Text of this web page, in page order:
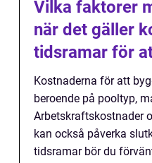
Vilka faktorer
när det gäller
tidsramar för
Kostnaderna för att
beroende på pooltyp,
Arbetskraftskostnader
kan också påverka
tidsramar bör du